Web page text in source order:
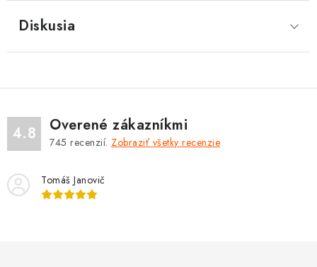
Diskusia
4.8 Overené zákazníkmi
745 recenzií. Zobraziť všetky recenzie
Tomáš Janovič